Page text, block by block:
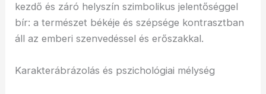
kezdő és záró helyszín szimbolikus jelentőséggel
bír: a természet békéje és szépsége kontrasztban
áll az emberi szenvedéssel és erőszakkal.
Karakterábrázolás és pszichológiai mélység